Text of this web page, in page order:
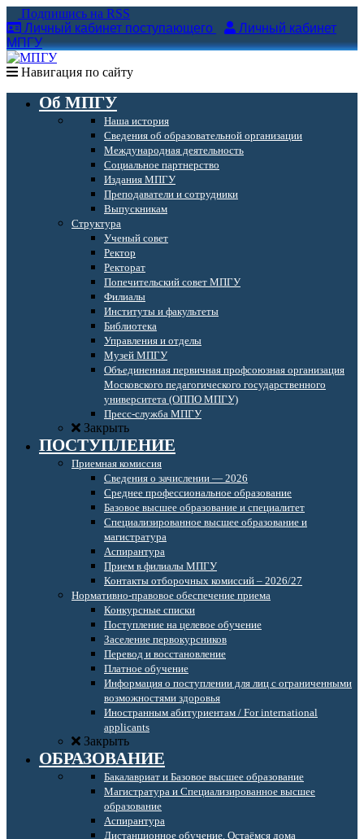
Подпишись на RSS
Личный кабинет поступающего
Личный кабинет
МПГУ
Навигация по сайту
Об МПГУ
Наша история
Сведения об образовательной организации
Международная деятельность
Социальное партнерство
Издания МПГУ
Преподаватели и сотрудники
Выпускникам
Структура
Ученый совет
Ректор
Ректорат
Попечительский совет МПГУ
Филиалы
Институты и факультеты
Библиотека
Управления и отделы
Музей МПГУ
Объединенная первичная профсоюзная организация
Московского педагогического государственного
университета (ОППО МПГУ)
Пресс-служба МПГУ
Закрыть
ПОСТУПЛЕНИЕ
Приемная комиссия
Сведения о зачислении — 2026
Среднее профессиональное образование
Базовое высшее образование и специалитет
Специализированное высшее образование и
магистратура
Аспирантура
Прием в филиалы МПГУ
Контакты отборочных комиссий – 2026/27
Нормативно-правовое обеспечение приема
Конкурсные списки
Поступление на целевое обучение
Заселение первокурсников
Перевод и восстановление
Платное обучение
Информация о поступлении для лиц с ограниченными
возможностями здоровья
Иностранным абитуриентам / For international
applicants
Закрыть
ОБРАЗОВАНИЕ
Бакалавриат и Базовое высшее образование
Магистратура и Специализированное высшее
образование
Аспирантура
Дистанционное обучение. Остаёмся дома